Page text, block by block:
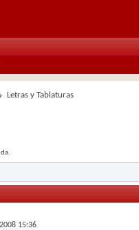
Letras y Tablaturas
15:36